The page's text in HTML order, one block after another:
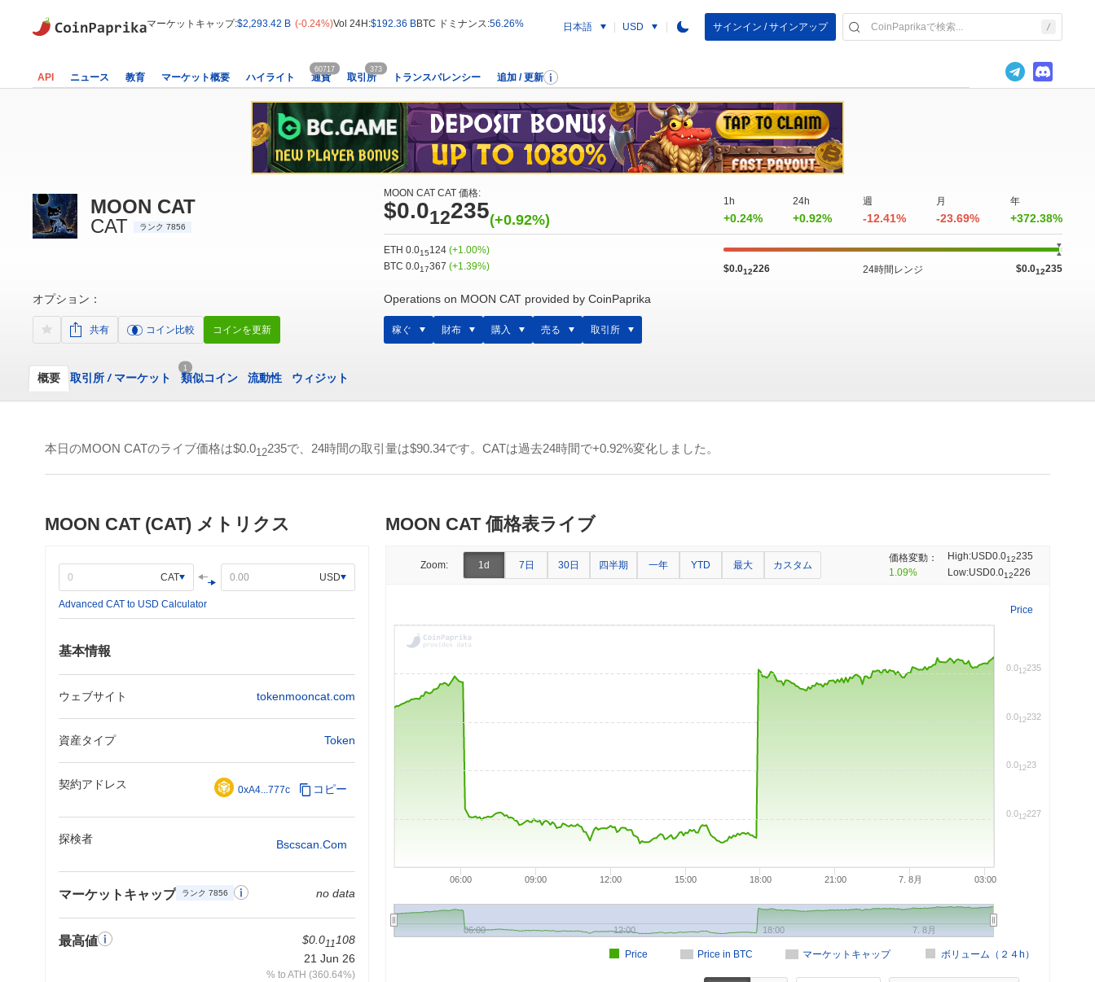
マーケットキャップ:$2,293.42 B (-0.24%)Vol 24H:$192.36 BBTC ドミナンス:56.26% 日本語 USD サインイン / サインアップ
API ニュース 教育 マーケット概要 ハイライト 通貨
60717
取引所
373
トランスパレンシー 追加 / 更新
MOON CAT
CAT
ランク 7856
オプション：
共有 コイン比較 コインを更新
MOON CAT CAT 価格:
$0.012235(+0.92%)
1h
+0.24%
24h
+0.92%
週
-12.41%
月
-23.69%
年
+372.38%
ETH 0.015124(+1.00%)
BTC 0.017367(+1.39%) $0.012226 24時間レンジ $0.012235
Operations on MOON CAT provided by CoinPaprika
稼ぐ 財布 購入 売る 取引所
概要 取引所 /マーケット
1
類似コイン 流動性 ウィジット
本日のMOON CATのライブ価格は$0.012235で、24時間の取引量は$90.34です。CATは過去24時間で+0.92%変化しました。
MOON CAT (CAT) メトリクス
CAT USD
Advanced CAT to USD Calculator
基本情報
ウェブサイト tokenmooncat.com
資産タイプ Token
契約アドレス 0xA4...777c コピー
探検者 Bscscan.com
マーケットキャップ ランク 7856 no data
最高値 $0.011 108
21 Jun 26
% to ATH (360.64%)
MOON CAT 価格表ライブ
Zoom: 1d 7日 30日 四半期 一年 YTD 最大 カスタム
価格変動：
1.09%
High:USD0.012235
Low:USD0.012226
Price
Price in BTC マーケットキャップ ボリューム（２４h）
Price
06:00 09:00 12:00 15:00 18:00 21:00 7. 8月 03:00
06:00 12:00 18:00 7. 8月
0.012227
0.01223
0.012232
0.012235